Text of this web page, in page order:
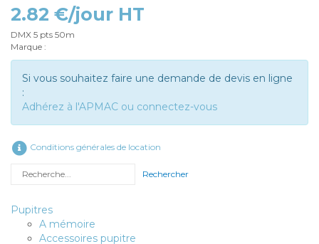
2.82 €/jour HT
DMX 5 pts 50m
Marque :
Si vous souhaitez faire une demande de devis en ligne
:
Adhérez à l'APMAC ou connectez-vous
Conditions générales de location
Rechercher
Pupitres
A mémoire
Accessoires pupitre